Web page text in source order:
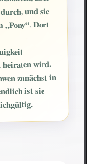
und sie
„Pony“. Dort
heiraten wird.
zunächst in
ist sie